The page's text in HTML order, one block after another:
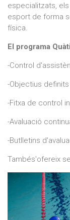
especialitzats,
esport de forma
física.
El programa
-Control
-Objectius
-Fitxa de control
-Avaluació
-Butlletins
Tambés'ofereix